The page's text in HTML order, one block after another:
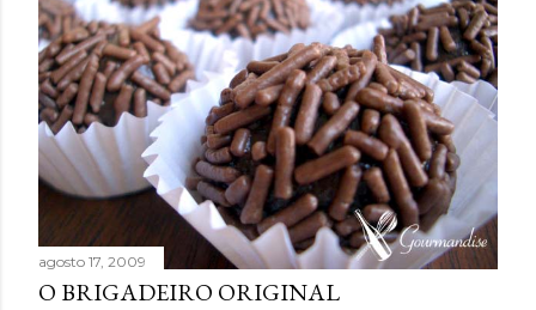
agosto 17, 2009
O BRIGADEIRO ORIGINAL